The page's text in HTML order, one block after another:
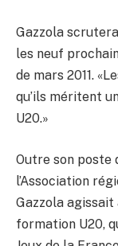
Gazzola
les neuf
de mars 2011.
qu’ils méritent
U20.»
Outre son poste
l’Association
Gazzola
formation U20,